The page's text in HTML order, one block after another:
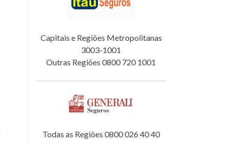
Capitais e Regiões Metropolitanas
3003-1001
Outras Regiões 0800 720 1001
Todas as Regiões 0800 026 40 40